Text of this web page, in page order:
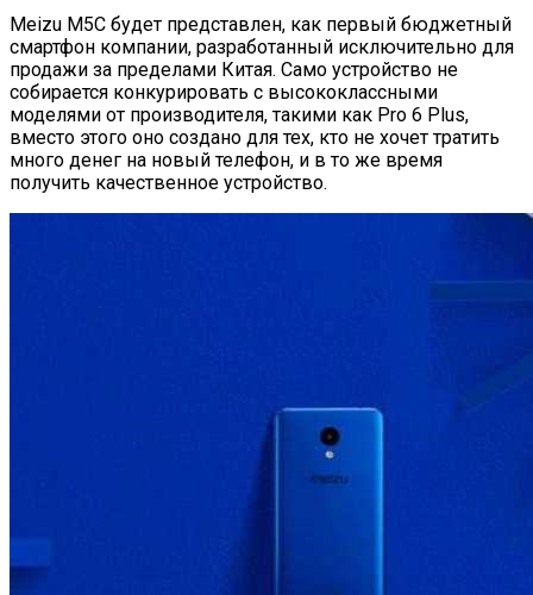
Meizu M5C будет представлен, как первый бюджетный
смартфон компании, разработанный исключительно для
продажи за пределами Китая. Само устройство не
собирается конкурировать с высококлассными
моделями от производителя, такими как Pro 6 Plus,
вместо этого оно создано для тех, кто не хочет тратить
много денег на новый телефон, и в то же время
получить качественное устройство.